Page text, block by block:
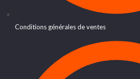
Conditions générales de ventes